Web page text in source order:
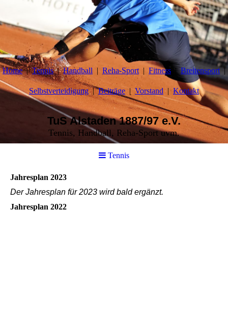
Home Tennis Handball Reha-Sport Fitness Breitensport
Selbstverteidigung Beiträge Vorstand Kontakt
TuS Alstaden 1887/97 e.V.
Tennis, Handball, Reha-Sport uvm.
Tennis
Jahresplan 2023
Der Jahresplan für 2023 wird bald ergänzt.
Jahresplan 2022